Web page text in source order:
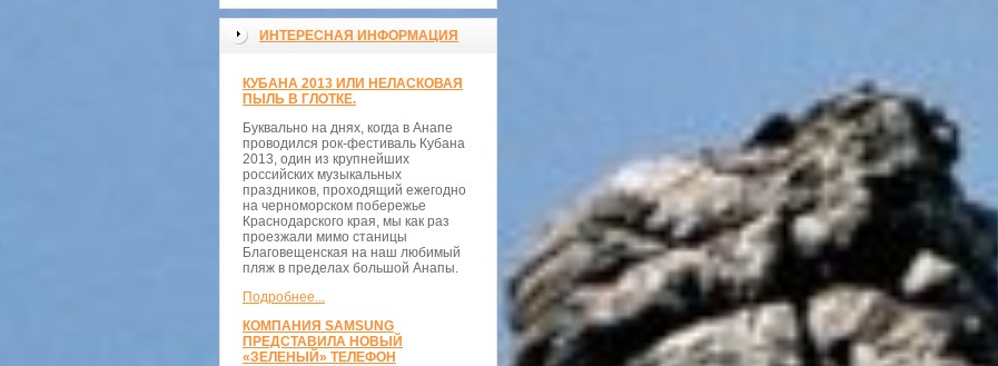
ИНТЕРЕСНАЯ ИНФОРМАЦИЯ
КУБАНА 2013 ИЛИ НЕЛАСКОВАЯ
ПЫЛЬ В ГЛОТКЕ.
Буквально на днях, когда в Анапе
проводился рок-фестиваль Кубана
2013, один из крупнейших
российских музыкальных
праздников, проходящий ежегодно
на черноморском побережье
Краснодарского края, мы как раз
проезжали мимо станицы
Благовещенская на наш любимый
пляж в пределах большой Анапы.
Подробнее...
КОМПАНИЯ SAMSUNG
ПРЕДСТАВИЛА НОВЫЙ
«ЗЕЛЕНЫЙ» ТЕЛЕФОН